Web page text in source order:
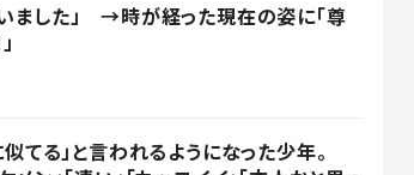
ました」 →時が経った現在の姿に「尊
てる」と言われるようになった少年。